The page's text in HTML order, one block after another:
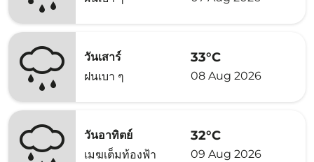
วันเสาร์
ฝนเบา ๆ
33°C
08 Aug 2026
วันอาทิตย์
เมฆเต็มท้องฟ้า
32°C
09 Aug 2026